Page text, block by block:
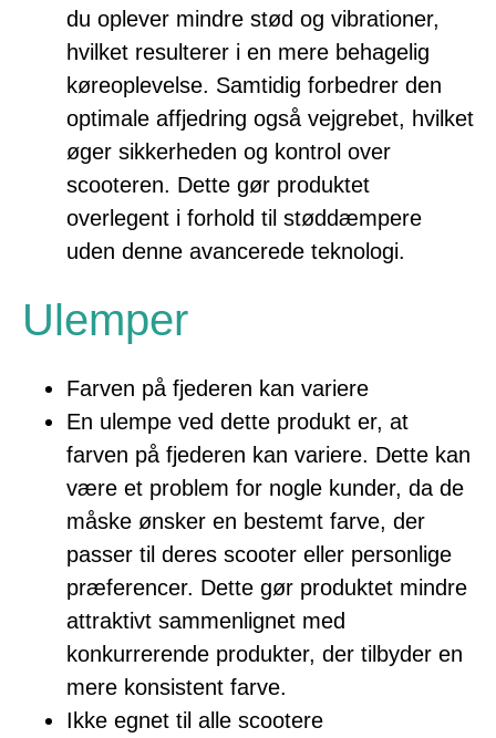
du oplever mindre stød og vibrationer,
hvilket resulterer i en mere behagelig
køreoplevelse. Samtidig forbedrer den
optimale affjedring også vejgrebet, hvilket
øger sikkerheden og kontrol over
scooteren. Dette gør produktet
overlegent i forhold til støddæmpere
uden denne avancerede teknologi.
Ulemper
Farven på fjederen kan variere
En ulempe ved dette produkt er, at
farven på fjederen kan variere. Dette kan
være et problem for nogle kunder, da de
måske ønsker en bestemt farve, der
passer til deres scooter eller personlige
præferencer. Dette gør produktet mindre
attraktivt sammenlignet med
konkurrerende produkter, der tilbyder en
mere konsistent farve.
Ikke egnet til alle scootere